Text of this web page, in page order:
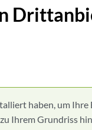
haben, um Ihre
Ihrem Grundriss